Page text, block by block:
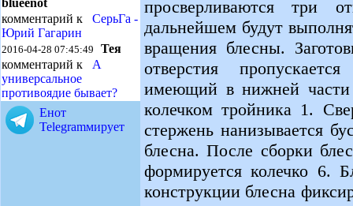
blueenot
комментарий к СерьГа -
Юрий Гагарин
2016-04-28 07:45:49 Тея
комментарий к А
универсальное
противоядие бывает?
Енот
Telegramмирует
просверливаются три
дальнейшем будут
вращения блесны.
отверстия
имеющий в нижней части
колечком тройника 1.
стержень нанизывается
блесна. После сборки
формируется колечко 6.
конструкции блесна